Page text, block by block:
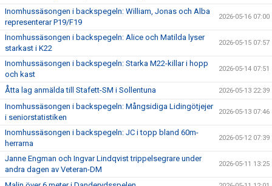
Inomhussäsongen i backspegeln: William, Jonas och Alba
representerar P19/F19
2026-05-16 07:00
Inomhussäsongen i backspegeln: Alice och Matilda lyser
starkast i K22
2026-05-15 07:57
Inomhussäsongen i backspegeln: Starka M22-killar i hopp
och kast
2026-05-14 07:51
Åtta lag anmälda till Stafett-SM i Sollentuna 2026-05-13 22:39
Inomhussäsongen i backspegeln: Mångsidiga Lidingötjejer
i seniorstatistiken
2026-05-13 07:46
Inomhussäsongen i backspegeln: JC i topp bland 60m-
herrarna
2026-05-12 07:39
Janne Engman och Ingvar Lindqvist trippelsegrare under
andra dagen av Veteran-DM
2026-05-11 13:25